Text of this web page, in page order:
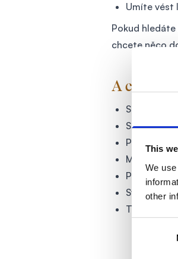
This
We
other
Umíte vést
Pokud
chcete něco
A co vám
Silné
Podporu v
Možnost
Pomoc se
Svobodu v